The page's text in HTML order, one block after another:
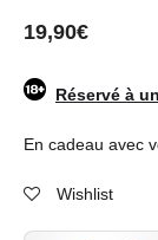
19,90€
Réservé à
En cadeau avec
Wishlist